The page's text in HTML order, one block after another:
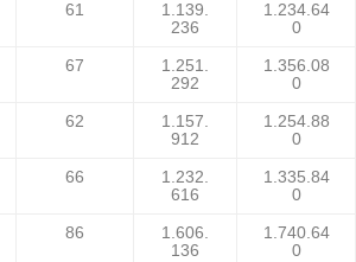
61
1.139.
236
1.234.64
0
67
1.251.
292
1.356.08
0
62
1.157.
912
1.254.88
0
66
1.232.
616
1.335.84
0
86
1.606.
136
1.740.64
0